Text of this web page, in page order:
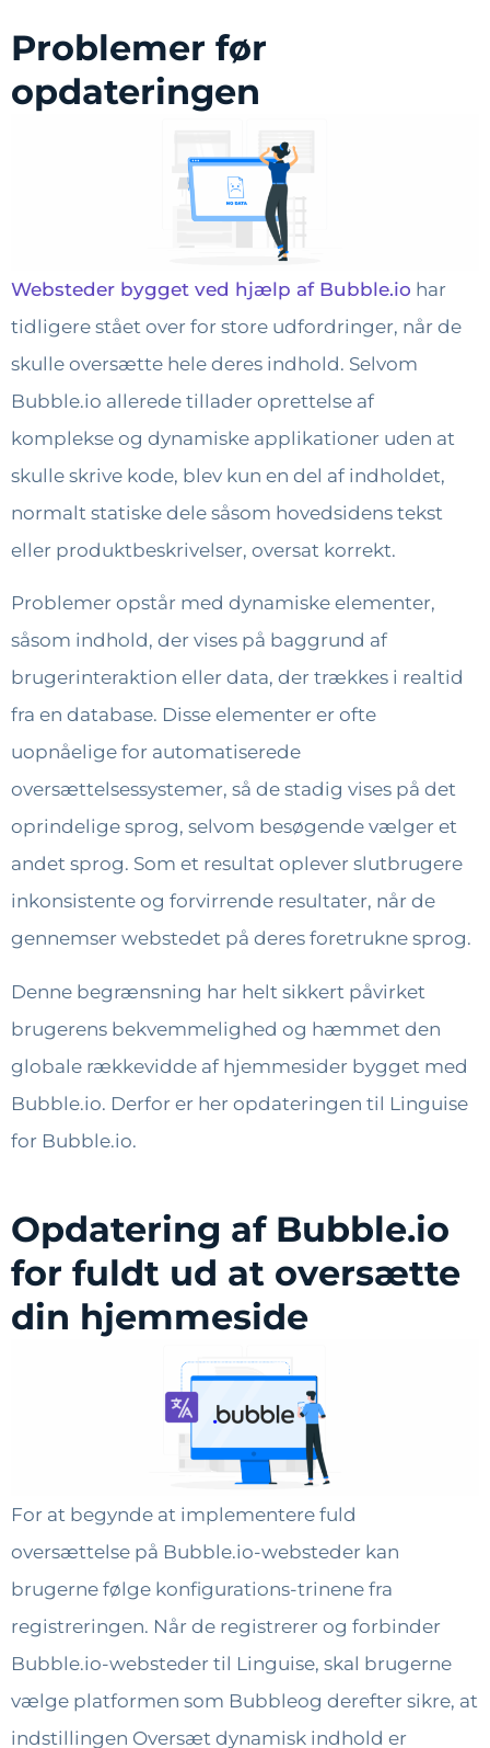
Problemer før
opdateringen
Websteder bygget ved hjælp af Bubble.io har
tidligere stået over for store udfordringer, når de
skulle oversætte hele deres indhold. Selvom
Bubble.io allerede tillader oprettelse af
komplekse og dynamiske applikationer uden at
skulle skrive kode, blev kun en del af indholdet,
normalt statiske dele såsom hovedsidens tekst
eller produktbeskrivelser, oversat korrekt.
Problemer opstår med dynamiske elementer,
såsom indhold, der vises på baggrund af
brugerinteraktion eller data, der trækkes i realtid
fra en database. Disse elementer er ofte
uopnåelige for automatiserede
oversættelsessystemer, så de stadig vises på det
oprindelige sprog, selvom besøgende vælger et
andet sprog. Som et resultat oplever slutbrugere
inkonsistente og forvirrende resultater, når de
gennemser webstedet på deres foretrukne sprog.
Denne begrænsning har helt sikkert påvirket
brugerens bekvemmelighed og hæmmet den
globale rækkevidde af hjemmesider bygget med
Bubble.io. Derfor er her opdateringen til Linguise
for Bubble.io.
Opdatering af Bubble.io
for fuldt ud at oversætte
din hjemmeside
For at begynde at implementere fuld
oversættelse på Bubble.io-websteder kan
brugerne følge konfigurations-trinene fra
registreringen. Når de registrerer og forbinder
Bubble.io-websteder til Linguise, skal brugerne
vælge platformen som Bubbleog derefter sikre, at
indstillingen Oversæt dynamisk indhold er